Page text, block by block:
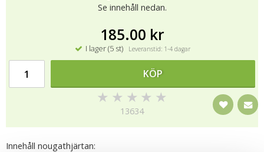
Se innehåll nedan.
185.00 kr
I lager (5 st) Leveranstid: 1-4 dagar
KÖP
★ ★ ★ ★ ★
13634
Innehåll nougathjärtan: